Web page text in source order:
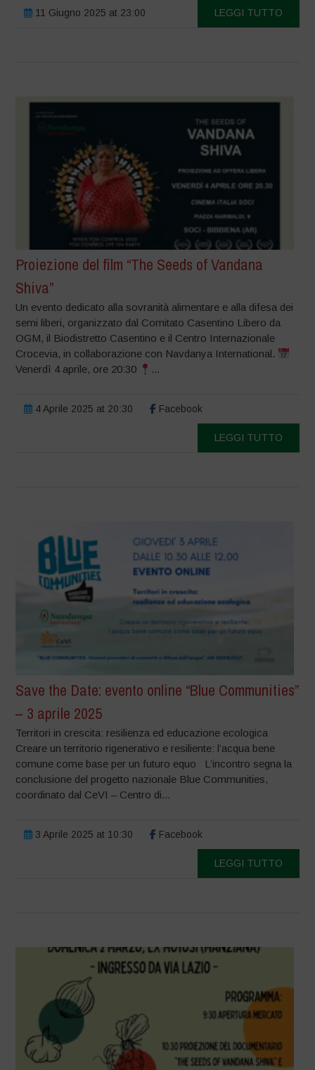
11 Giugno 2025 at 23:00 LEGGI TUTTO
Proiezione del film “The Seeds of Vandana
Shiva”
Un evento dedicato alla sovranità alimentare e alla difesa dei
semi liberi, organizzato dal Comitato Casentino Libero da
OGM, il Biodistretto Casentino e il Centro Internazionale
Crocevia, in collaborazione con Navdanya International.
Venerdì 4 aprile, ore 20:30
...
4 Aprile 2025 at 20:30 Facebook
LEGGI TUTTO
Save the Date: evento online “Blue Communities”
– 3 aprile 2025
Territori in crescita: resilienza ed educazione ecologica
Creare un territorio rigenerativo e resiliente: l’acqua bene
comune come base per un futuro equo L’incontro segna la
conclusione del progetto nazionale Blue Communities,
coordinato dal CeVI – Centro di...
3 Aprile 2025 at 10:30 Facebook
LEGGI TUTTO